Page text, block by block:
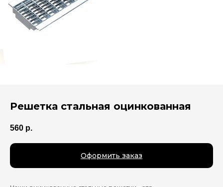
Решетка стальная оцинкованная
560 р.
Оформить заказ